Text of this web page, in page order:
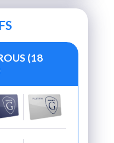
(18